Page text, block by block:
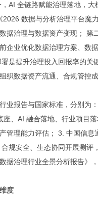
AI 全链路赋能治理落地，
数据与分析治理平台魔
据治理与数据资产变现；
企业优化数据治理方案、数
是提升治理投入回报率的
织数据资产流通、合规管控
业报告与国家标准，分别为
、AI 融合落地、行业项目
管理能力评估； 3. 中国信
规安全、生态协同开展测
据治理行业全景分析报告》
度